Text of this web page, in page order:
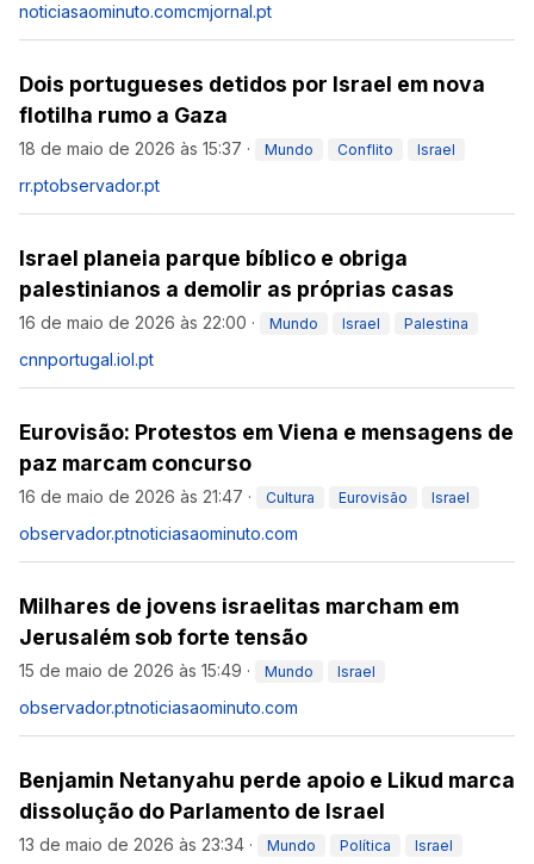
noticiasaominuto.comcmjornal.pt
Dois portugueses detidos por Israel em nova
flotilha rumo a Gaza
18 de maio de 2026 às 15:37 · Mundo Conflito Israel
rr.ptobservador.pt
Israel planeia parque bíblico e obriga
palestinianos a demolir as próprias casas
16 de maio de 2026 às 22:00 · Mundo Israel Palestina
cnnportugal.iol.pt
Eurovisão: Protestos em Viena e mensagens de
paz marcam concurso
16 de maio de 2026 às 21:47 · Cultura Eurovisão Israel
observador.ptnoticiasaominuto.com
Milhares de jovens israelitas marcham em
Jerusalém sob forte tensão
15 de maio de 2026 às 15:49 · Mundo Israel
observador.ptnoticiasaominuto.com
Benjamin Netanyahu perde apoio e Likud marca
dissolução do Parlamento de Israel
13 de maio de 2026 às 23:34 · Mundo Política Israel